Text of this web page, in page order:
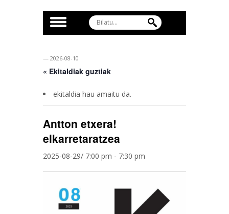
— 2026-08-10
« Ekitaldiak guztiak
ekitaldia hau amaitu da.
Antton etxera!
elkarretaratzea
2025-08-29/ 7:00 pm - 7:30 pm